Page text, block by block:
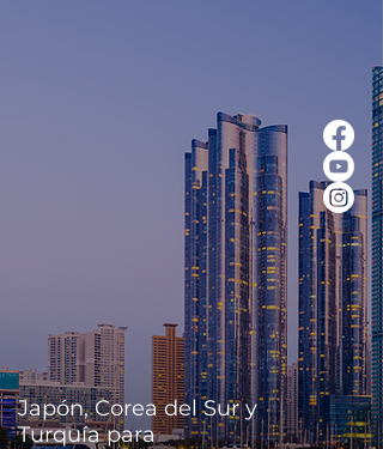
Japón, Corea del Sur y
Turquía para